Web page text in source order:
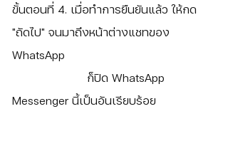
ขั้นตอนที่ 4. เมื่อทำการยืนยันแล้ว ให้กด
"ถัดไป" จนมาถึงหน้าต่างแชทของ
WhatsApp
Messenger นี้เป็นอันเรียบร้อย